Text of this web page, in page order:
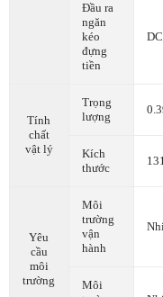
Đầu ra
ngăn
kéo
đựng
tiền
Tính
chất
vật lý
Trọng
lượng
Kích
thước
Yêu
cầu
môi
trường
Môi
trường
vận
hành
Môi